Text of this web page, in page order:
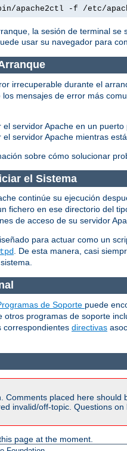
apache2ctl -f /etc/
la sesión de terminal
usar su navegador para
irrecuperable durante el
mensajes de error más
el servidor Apache en un
el servidor Apache mientras
sobre cómo solucionar
el Sistema
continúe su ejecución
fichero en ese directorio del
de acceso de su servidor
para actuar como un
. De esta manera, casi
de Soporte puede
otros programas de soporte
correspondientes directivas
Comments placed here
invalid/off-topic. Questions
page at the moment.